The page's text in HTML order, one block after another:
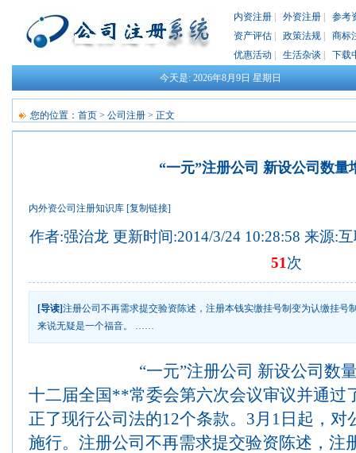
内资注册 外资注册
参考
资产评估
政策法规
商标
优惠活动
生活杂谈 下载
今天是: 2026年8月9日 星期日
您的位置： 首页 > 公司注册 > 正文
“一元”注册公司 新设公司数量
内外资公司注册知识库 [复制链接]
作者:强治龙 更新时间:2014/3/24 10:28:58 来源:
51次
[导读]注册公司不再需求提交验资陈述，注册本钱实缴挂号制变为认缴挂号
来说无疑是一个福音。 ……
“一元”注册公司 新设公司数
十二届全国**常委会第六次会议审议并通过
正了现行公司法的12个条款。3月1日起，对
施行。注册公司不再需求提交验资陈述，注